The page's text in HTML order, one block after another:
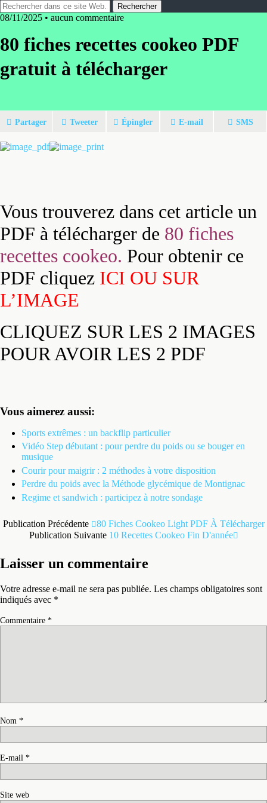
08/11/2025 • aucun commentaire
80 fiches recettes cookeo PDF
gratuit à télécharger
Partager Tweeter Épingler E-mail SMS
Vous trouverez dans cet article un
PDF à télécharger de 80 fiches
recettes cookeo. Pour obtenir ce
PDF cliquez ICI OU SUR
L’IMAGE
CLIQUEZ SUR LES 2 IMAGES
POUR AVOIR LES 2 PDF
Vous aimerez aussi:
Sports extrêmes : un backflip particulier
Vidéo Step débutant : pour perdre du poids ou se bouger en
musique
Courir pour maigrir : 2 méthodes à votre disposition
Perdre du poids avec la Méthode glycémique de Montignac
Regime et sandwich : participez à notre sondage
Publication Précédente
80 Fiches Cookeo Light PDF À Télécharger
Publication Suivante 10 Recettes Cookeo Fin D'année
Laisser un commentaire
Votre adresse e-mail ne sera pas publiée. Les champs obligatoires sont
indiqués avec *
Commentaire *
Nom *
E-mail *
Site web